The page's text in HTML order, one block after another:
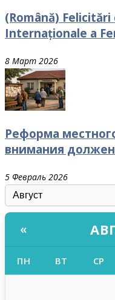
(Română) Felicitări
Internaționale a
8 Март 2026
Реформа
внимания
5 Февраль 2026
«
ПН ВТ СР